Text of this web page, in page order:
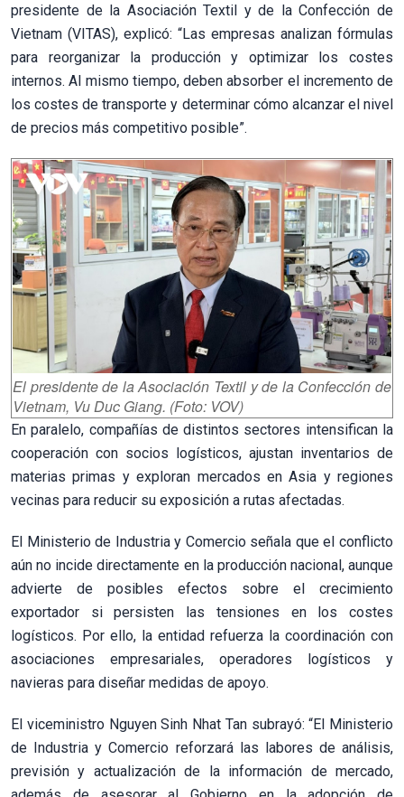
presidente de la Asociación Textil y de la Confección de
Vietnam (VITAS), explicó: “Las empresas analizan fórmulas
para reorganizar la producción y optimizar los costes
internos. Al mismo tiempo, deben absorber el incremento de
los costes de transporte y determinar cómo alcanzar el nivel
de precios más competitivo posible”.
El presidente de la Asociación Textil y de la Confección de
Vietnam, Vu Duc Giang. (Foto: VOV)
En paralelo, compañías de distintos sectores intensifican la
cooperación con socios logísticos, ajustan inventarios de
materias primas y exploran mercados en Asia y regiones
vecinas para reducir su exposición a rutas afectadas.
El Ministerio de Industria y Comercio señala que el conflicto
aún no incide directamente en la producción nacional, aunque
advierte de posibles efectos sobre el crecimiento
exportador si persisten las tensiones en los costes
logísticos. Por ello, la entidad refuerza la coordinación con
asociaciones empresariales, operadores logísticos y
navieras para diseñar medidas de apoyo.
El viceministro Nguyen Sinh Nhat Tan subrayó: “El Ministerio
de Industria y Comercio reforzará las labores de análisis,
previsión y actualización de la información de mercado,